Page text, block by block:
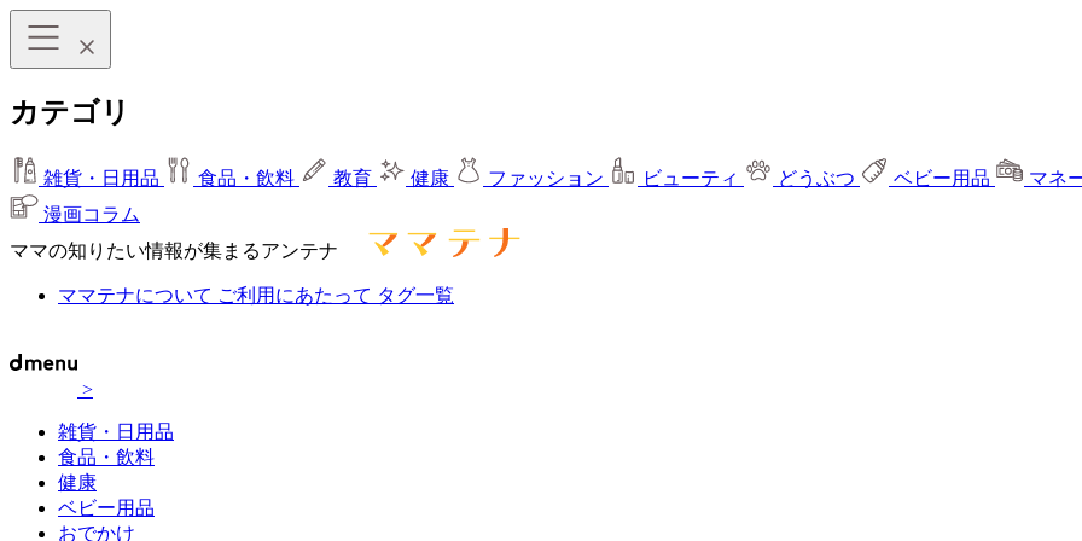
カテゴリ
雑貨・日用品 食品・飲料 教育 健康 ファッション ビューティ どうぶつ ベビー用品
マネ
漫画コラム
ママの知りたい情報が集まるアンテナ
ママテナについて ご利用にあたって タグ一覧
>
雑貨・日用品
食品・飲料
健康
ベビー用品
おでかけ